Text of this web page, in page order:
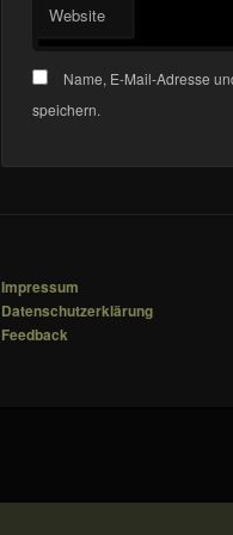
Website
Name, E-Mail-Adresse
speichern.
Impressum
Datenschutzerklärung
Feedback